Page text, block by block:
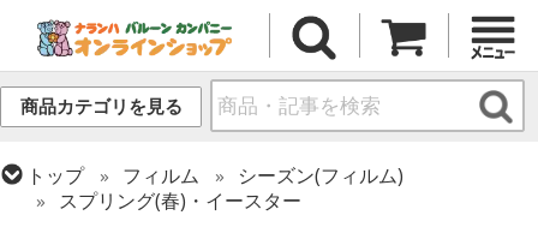
商品カテゴリを見る
トップ フィルム
シーズン(フィルム)
スプリング(春)・イースター